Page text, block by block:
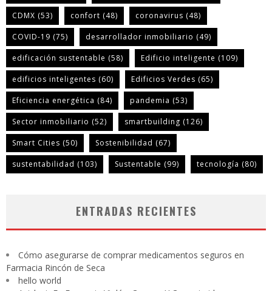
CDMX (53) confort (48) coronavirus (48)
COVID-19 (75) desarrollador inmobiliario (49)
edificación sustentable (58) Edificio inteligente (109)
edificios inteligentes (60) Edificios Verdes (65)
Eficiencia energética (84) pandemia (53)
Sector inmobiliario (52) smartbuilding (126)
Smart Cities (50) Sostenibilidad (67)
sustentabilidad (103) Sustentable (99) tecnología (80)
ENTRADAS RECIENTES
Cómo asegurarse de comprar medicamentos seguros en
Farmacia Rincón de Seca
hello world